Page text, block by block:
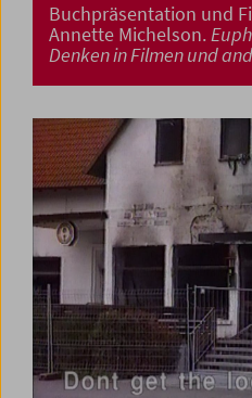
Buchpräsentation und
Annette Michelson.
Denken in Filmen und